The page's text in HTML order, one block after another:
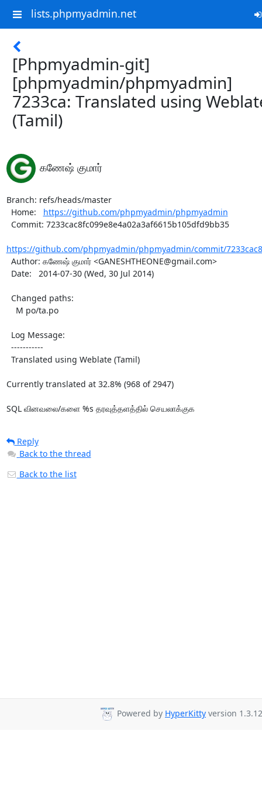
lists.phpmyadmin.net
[Phpmyadmin-git]
[phpmyadmin/phpmyadmin]
7233ca: Translated using
(Tamil)
கணேஷ் குமார்
Branch: refs/heads/master
  Home:
https://github.com/phpmyadmin/phpmyadmin
https://github.com/phpmyadmin/phpmyadmin/commit/
Currently translated at 32.8% (968 of 2947)
SQL வினவலை/களை %s தரவுத்தளத்தில் செயலாக்குக
Reply
Back to the thread
Back to the list
Powered by HyperKitty version